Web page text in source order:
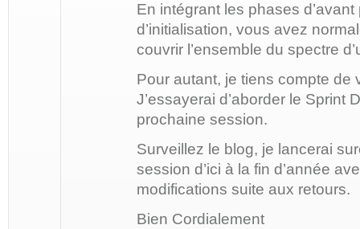
En intégrant les phases d’avant
d’initialisation, vous avez
couvrir l’ensemble du spectre
Pour autant, je tiens compte de
J’essayerai d’aborder le Sprint
prochaine session.
Surveillez le blog, je lancerai
session d’ici à la fin d’année
modifications suite aux retours.
Bien Cordialement